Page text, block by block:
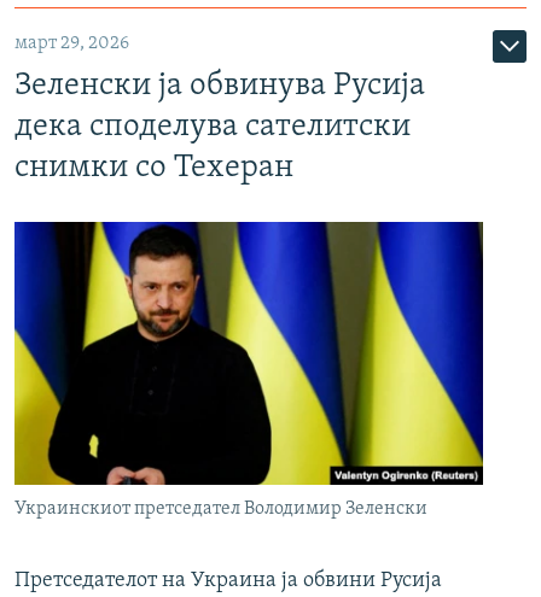
март 29, 2026
Зеленски ја обвинува Русија
дека споделува сателитски
снимки со Техеран
Украинскиот претседател Володимир Зеленски
Претседателот на Украина ја обвини Русија